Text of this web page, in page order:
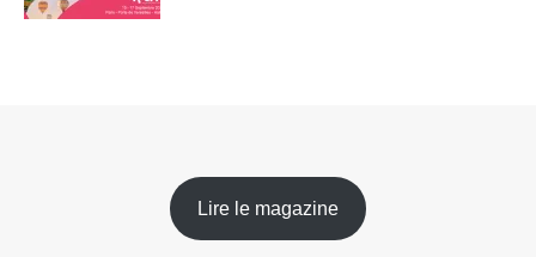
Lire le magazine